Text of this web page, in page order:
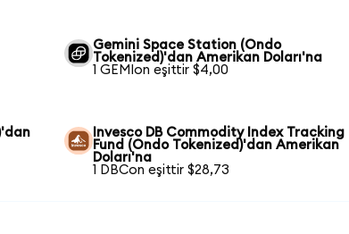
Gemini Space Station (Ondo
Tokenized)'dan Amerikan Doları'na
1 GEMIon eşittir $4,00
Invesco DB Commodity Index Tracking
Fund (Ondo Tokenized)'dan Amerikan
Doları'na
1 DBCon eşittir $28,73